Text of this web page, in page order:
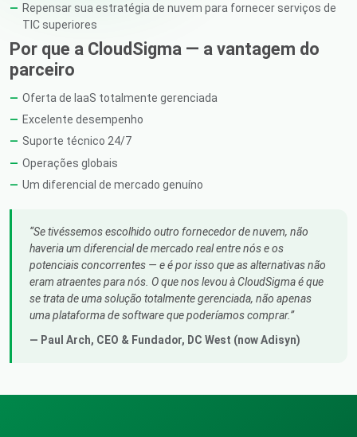
Repensar sua estratégia de nuvem para fornecer serviços de
TIC superiores
Por que a CloudSigma — a vantagem do
parceiro
Oferta de IaaS totalmente gerenciada
Excelente desempenho
Suporte técnico 24/7
Operações globais
Um diferencial de mercado genuíno
Se tivéssemos escolhido outro fornecedor de nuvem, não
haveria um diferencial de mercado real entre nós e os
potenciais concorrentes — e é por isso que as alternativas não
eram atraentes para nós. O que nos levou à CloudSigma é que
se trata de uma solução totalmente gerenciada, não apenas
uma plataforma de software que poderíamos comprar.
— Paul Arch, CEO & Fundador, DC West (now Adisyn)